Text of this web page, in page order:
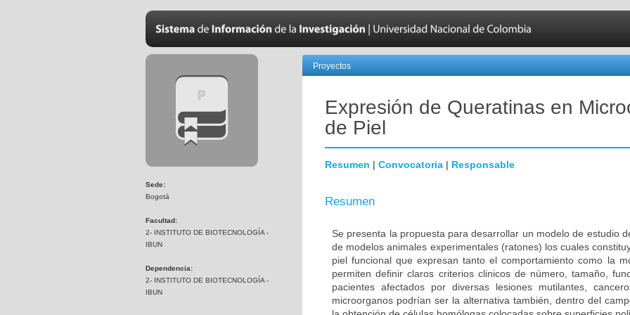
Sede:
Bogotá
Facultad:
2- INSTITUTO DE BIOTECNOLOGÍA -
IBUN
Dependencia:
2- INSTITUTO DE BIOTECNOLOGÍA -
IBUN
Proyectos
Expresión de Queratinas en
de Piel
Resumen | Convocatoria | Responsable
Resumen
Se presenta la propuesta para desarrollar un modelo de estudio
de modelos animales experimentales (ratones) los cuales
piel funcional que expresan tanto el comportamiento como la
permiten definir claros criterios clinicos de número, tamaño,
pacientes afectados por diversas lesiones mutilantes,
microorganos podrían ser la alternativa también, dentro del